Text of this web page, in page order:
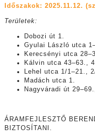
Időszakok: 2025.11.12.
Területek:
Dobozi út 1.
Gyulai László utca
Kerecsényi utca
Kálvin utca 43–63.,
Lehel utca 1/1–21.,
Madách utca 1.
Nagyváradi út
ÁRAMFEJLESZTŐ
BIZTOSÍTANI.